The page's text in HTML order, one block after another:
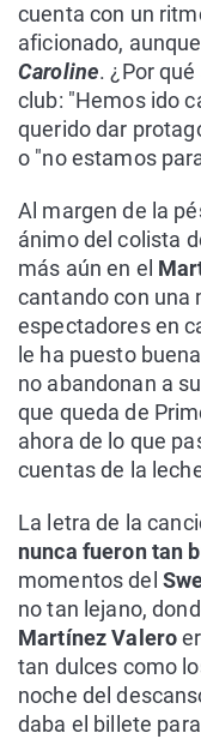
cuenta con un
aficionado,
Caroline. ¿Por
club: "Hemos ido
querido dar
o "no estamos
Al margen de la
ánimo del colista
más aún en el
cantando con una
espectadores en
le ha puesto
no abandonan a su
que queda de
ahora de lo que
cuentas de la
La letra de la
nunca fueron tan
momentos del
no tan lejano,
Martínez Valero
tan dulces como
noche del
daba el billete